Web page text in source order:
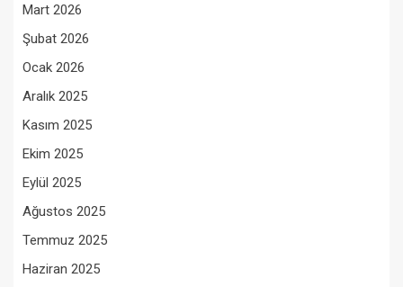
Mart 2026
Şubat 2026
Ocak 2026
Aralık 2025
Kasım 2025
Ekim 2025
Eylül 2025
Ağustos 2025
Temmuz 2025
Haziran 2025